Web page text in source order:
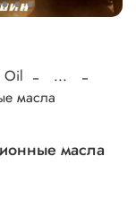
Oil
...
масла
масла